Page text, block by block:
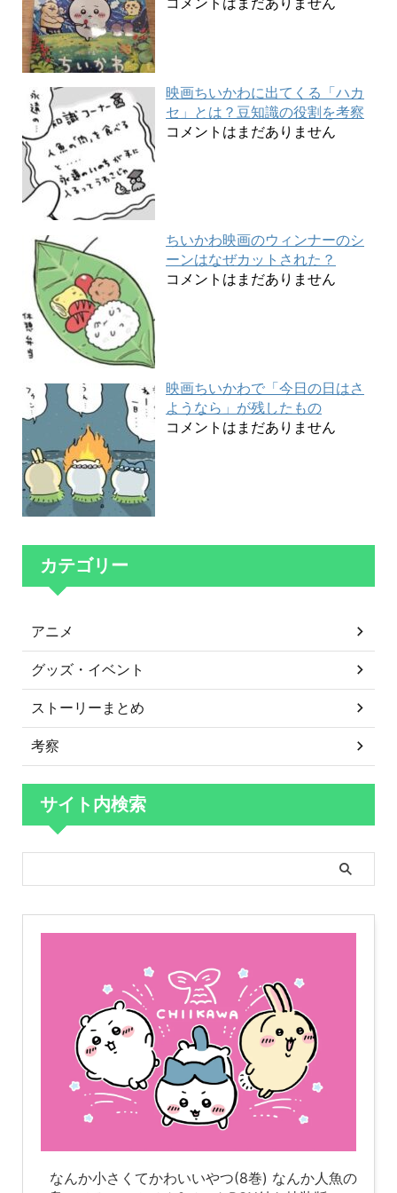
映画ちいかわに出てくる「ハカ
セ」とは？豆知識の役割を考察
コメントはまだありません
ちいかわ映画のウィンナーのシ
ーンはなぜカットされた？
コメントはまだありません
映画ちいかわで「今日の日はさ
ようなら」が残したもの
コメントはまだありません
カテゴリー
アニメ
グッズ・イベント
ストーリーまとめ
考察
サイト内検索
なんか小さくてかわいいやつ(8巻) なんか人魚の